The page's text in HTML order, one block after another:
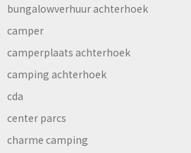
bungalowverhuur achterhoek
camper
camperplaats achterhoek
camping achterhoek
cda
center parcs
charme camping